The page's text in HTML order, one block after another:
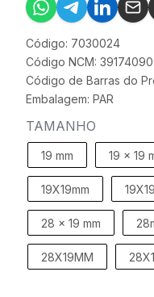
Código: 7030024
Código NCM: 39174090
Código de Barras do
Embalagem: PAR
TAMANHO
19 mm 19 x 19
19X19mm
28 x 19 mm
28X19MM